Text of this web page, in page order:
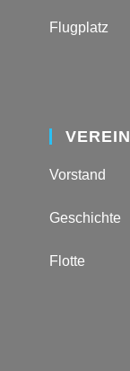
Flugplatz
VEREIN
Vorstand
Geschichte
Flotte